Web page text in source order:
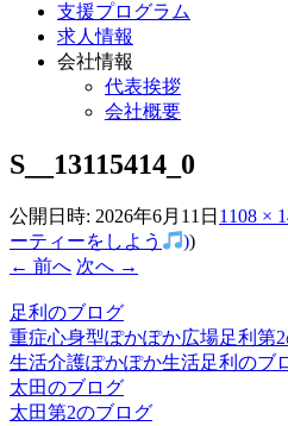
支援プログラム
求人情報
会社情報
代表挨拶
会社概要
S__13115414_0
公開日時: 2026年6月11日 1108 ×
ーティーをしよう
))
← 前へ 次へ →
足利のブログ
重症心身型ぽかぽか広場足利第
生活介護ぽかぽか生活足利のブ
太田のブログ
太田第2のブログ